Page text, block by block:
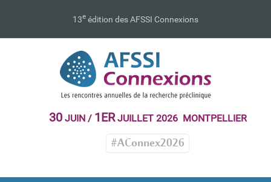
13e édition des AFSSI Connexions
30JUIN / 1ERJUILLET 2026 MONTPELLIER
#AConnex2026